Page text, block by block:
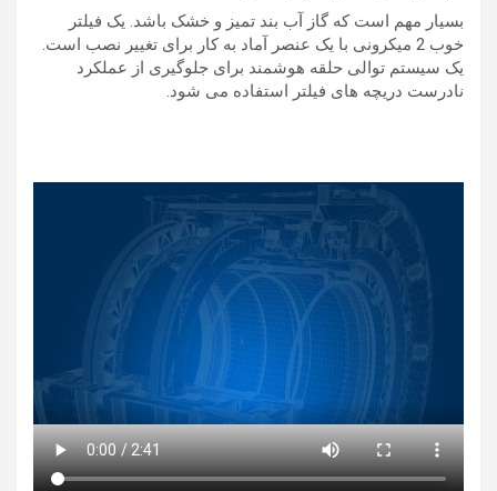
بسیار مهم است که گاز آب بند تمیز و خشک باشد. یک فیلتر
خوب 2 میکرونی با یک عنصر آماد به کار برای تغییر نصب است.
یک سیستم توالی حلقه هوشمند برای جلوگیری از عملکرد
نادرست دریچه های فیلتر استفاده می شود.